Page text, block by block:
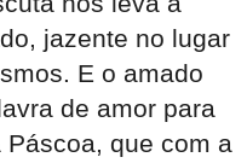
jazente no lugar
E o amado
de amor para
que com a